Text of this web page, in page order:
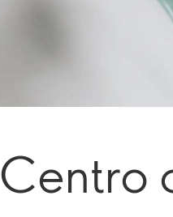
Centro